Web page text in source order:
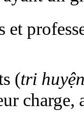
et
(tri
charge,